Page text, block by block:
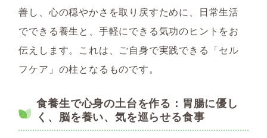
善し、心の穏やかさを取り戻すために、日常生活
でできる養生と、手軽にできる気功のヒントをお
伝えします。これは、ご自身で実践できる「セル
フケア」の柱となるものです。
食養生で心身の土台を作る：胃腸に優し
く、脳を養い、気を巡らせる食事